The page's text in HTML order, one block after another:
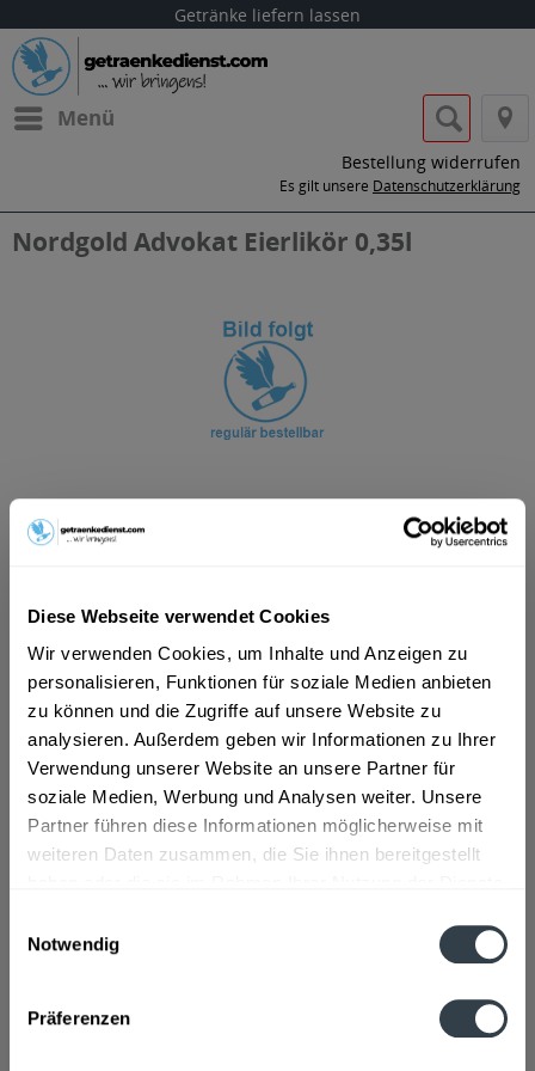
Diese Webseite verwendet Cookies
Wir verwenden Cookies, um Inhalte und Anzeigen zu
personalisieren, Funktionen für soziale Medien anbieten
zu können und die Zugriffe auf unsere Website zu
analysieren. Außerdem geben wir Informationen zu Ihrer
Verwendung unserer Website an unsere Partner für
soziale Medien, Werbung und Analysen weiter. Unsere
Partner führen diese Informationen möglicherweise mit
weiteren Daten zusammen, die Sie ihnen bereitgestellt
Notwendig
Präferenzen
Getränke liefern lassen
Menü
Bestellung widerrufen
Es gilt unsere Datenschutzerklärung
Nordgold Advokat Eierlikör 0,35l
ab 3,09 € *
Inhalt:0.35 Liter (8,83 € * / 1 Liter)
inkl. MwSt.ggf. zzgl. Erschwerniszuschlag
Vorrätig
In den Warenkorb
Artikel-Nr.:
30684
Verfügbar in:
Enthält EImehr